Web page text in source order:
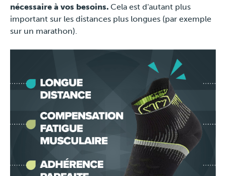
nécessaire à vos besoins. Cela est d'autant plus
important sur les distances plus longues (par exemple
sur un marathon).